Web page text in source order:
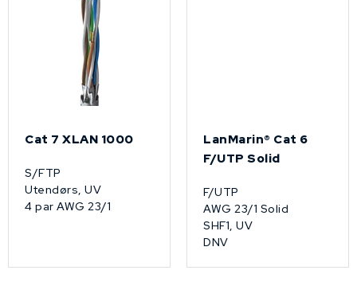
Cat 7 XLAN 1000
S/FTP
Utendørs, UV
4 par AWG 23/1
LanMarin® Cat 6
F/UTP Solid
F/UTP
AWG 23/1 Solid
SHF1, UV
DNV